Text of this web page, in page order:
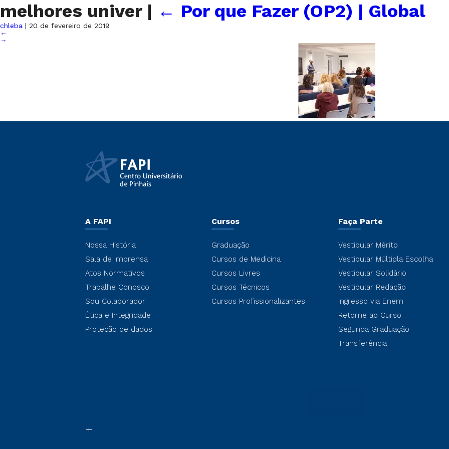
melhores univer | ← Por que Fazer (OP2) | Global
chleba | 20 de fevereiro de 2019
←
→
A FAPI
Nossa História
Sala de Imprensa
Atos Normativos
Trabalhe Conosco
Sou Colaborador
Ética e Integridade
Proteção de dados
Cursos
Graduação
Cursos de Medicina
Cursos Livres
Cursos Técnicos
Cursos Profissionalizantes
Faça Parte
Vestibular Mérito
Vestibular Múltipla Escolha
Vestibular Solidário
Vestibular Redação
Ingresso via Enem
Retorne ao Curso
Segunda Graduação
Transferência